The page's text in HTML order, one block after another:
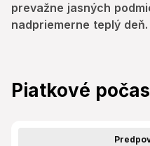
prevažne jasných
nadpriemerne teplý deň.
Piatkové